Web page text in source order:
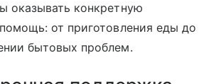
оказывать конкретную
от приготовления еды до
бытовых проблем.